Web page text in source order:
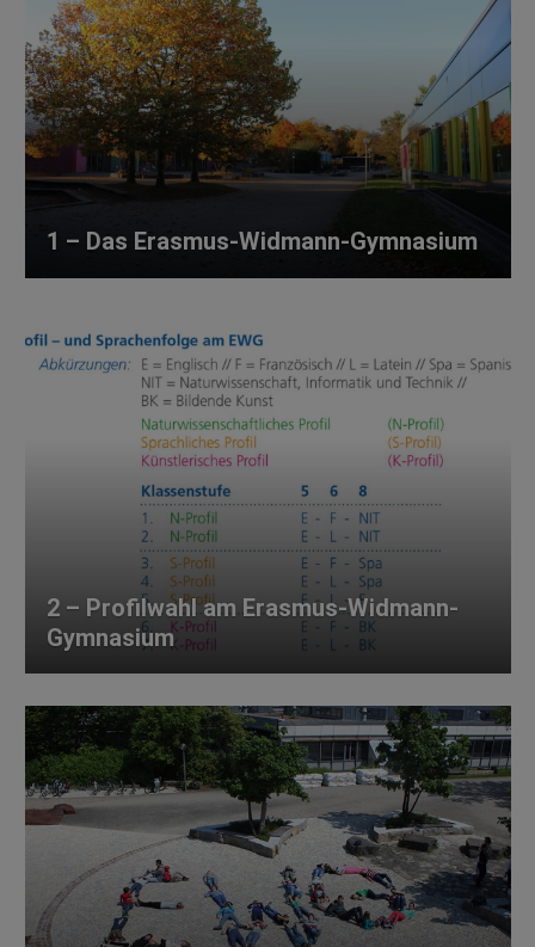
1 – Das Erasmus-Widmann-Gymnasium
2 – Profilwahl am Erasmus-Widmann-
Gymnasium